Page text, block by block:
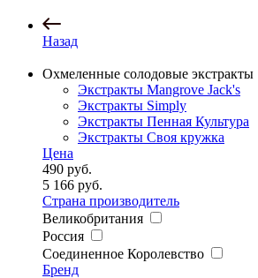
Назад
Охмеленные солодовые экстракты
Экстракты Mangrove Jack's
Экстракты Simply
Экстракты Пенная Культура
Экстракты Своя кружка
Цена
490 руб.
5 166 руб.
Страна производитель
Великобритания
Россия
Соединенное Королевство
Бренд